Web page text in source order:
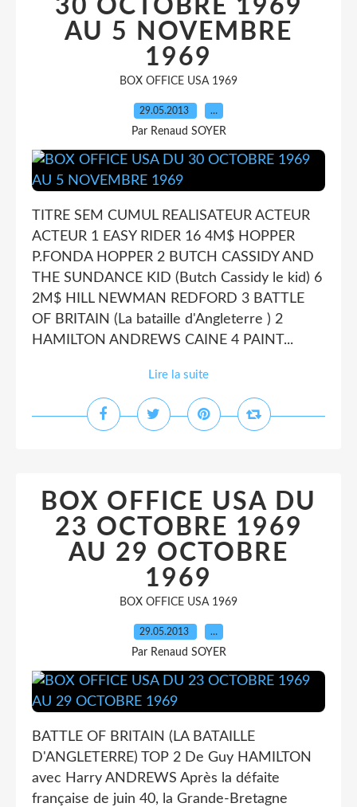
30 OCTOBRE 1969
AU 5 NOVEMBRE
1969
BOX OFFICE USA 1969
29.05.2013 …
Par Renaud SOYER
TITRE SEM CUMUL REALISATEUR ACTEUR
ACTEUR 1 EASY RIDER 16 4M$ HOPPER
P.FONDA HOPPER 2 BUTCH CASSIDY AND
THE SUNDANCE KID (Butch Cassidy le kid) 6
2M$ HILL NEWMAN REDFORD 3 BATTLE
OF BRITAIN (La bataille d'Angleterre ) 2
HAMILTON ANDREWS CAINE 4 PAINT...
Lire la suite
BOX OFFICE USA DU
23 OCTOBRE 1969
AU 29 OCTOBRE
1969
BOX OFFICE USA 1969
29.05.2013 …
Par Renaud SOYER
BATTLE OF BRITAIN (LA BATAILLE
D'ANGLETERRE) TOP 2 De Guy HAMILTON
avec Harry ANDREWS Après la défaite
française de juin 40, la Grande-Bretagne